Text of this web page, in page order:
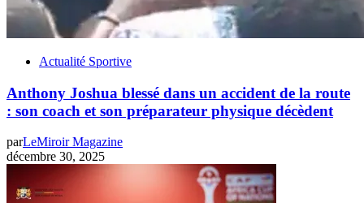
Actualité Sportive
Anthony Joshua blessé dans un accident de la route
: son coach et son préparateur physique décèdent
parLeMiroir Magazine
décembre 30, 2025